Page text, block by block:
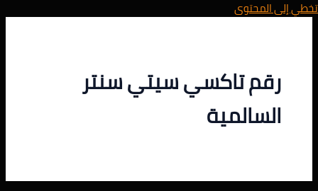
تخطي إلى المحتوى
رقم تاكسي سيتي سنتر
السالمية